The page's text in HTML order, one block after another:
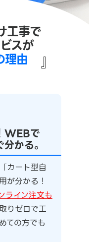
工事で
スが
理由 』
WEBで
かる。
カート型自
が分かる！
ライン注文も
りゼロで工
ての方でも